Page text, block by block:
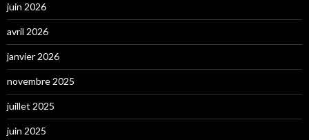
juin 2026
avril 2026
janvier 2026
novembre 2025
juillet 2025
juin 2025